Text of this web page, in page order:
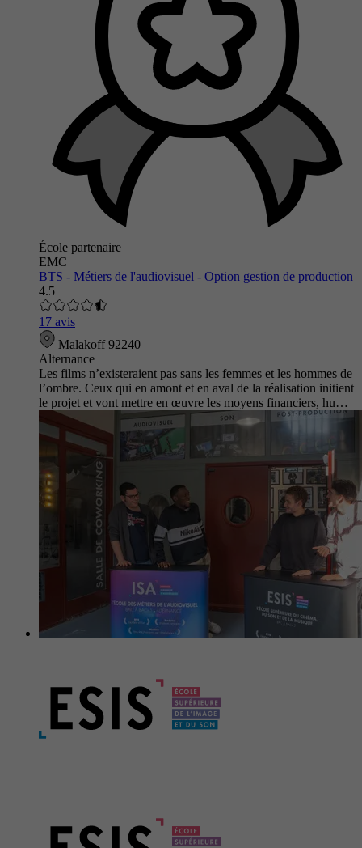
École partenaire
EMC
BTS - Métiers de l'audiovisuel - Option gestion de production
4.5
17 avis
Malakoff 92240
Alternance
Les films n’existeraient pas sans les femmes et les hommes de
l’ombre. Ceux qui en amont et en aval de la réalisation initient
le projet et vont mettre en œuvre les moyens financiers, hu…